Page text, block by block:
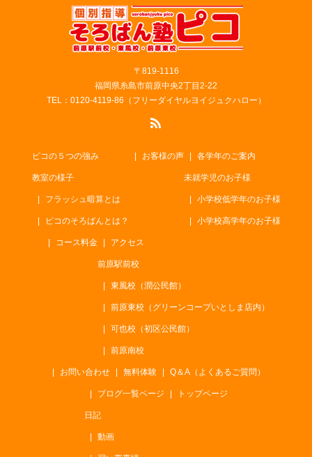
〒819-1116
福岡県糸島市前原中央2丁目2-22
TEL：0120-4119-86（フリーダイヤルヨイジュクハロー）
ピコの５つの強み
教室の様子
フラッシュ暗算とは
ピコのそろばんとは？
お客様の声 各学年のご案内
未就学児のお子様
小学校低学年のお子様
小学校高学年のお子様
コース料金 アクセス
前原駅前校
東風校（潤公民館）
前原東校（グリーンコープいとしま店内）
可也校（初区公民館）
前原南校
お問い合わせ 無料体験 Q＆A（よくあるご質問）
ブログ一覧ページ
日記
動画
トップページ